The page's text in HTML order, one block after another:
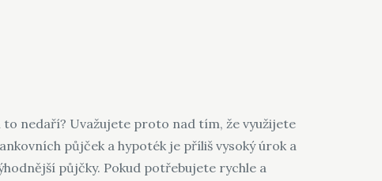
nedaří? Uvažujete proto nad tím, že využijete
půjček a hypoték je příliš vysoký úrok a
půjčky. Pokud potřebujete rychle a